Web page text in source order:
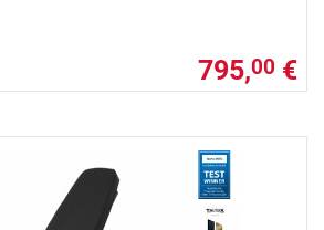
795,00 €